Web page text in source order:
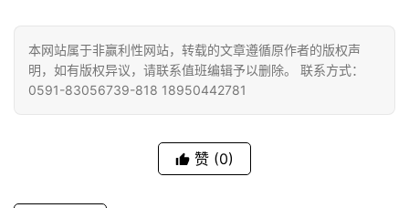
本网站属于非赢利性网站，转载的文章遵循原作者的版权声
明，如有版权异议，请联系值班编辑予以删除。 联系方式：
0591-83056739-818 18950442781
赞 (0)